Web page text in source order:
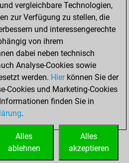
1
0
0
0
vergleichbare Technologien,
zur Verfügung zu stellen, die
und interessengerechte
von ihrem
dabei neben technisch
Analyse-Cookies sowie
werden. Hierkönnen Sie der
Cookies und Marketing-Cookies
finden Sie in
.
Alles
akzeptieren
Alles
ablehnen